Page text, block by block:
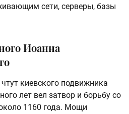
сети, серверы, базы
Иоанна
киевского подвижника
лет вел затвор и борьбу со
1160 года. Мощи